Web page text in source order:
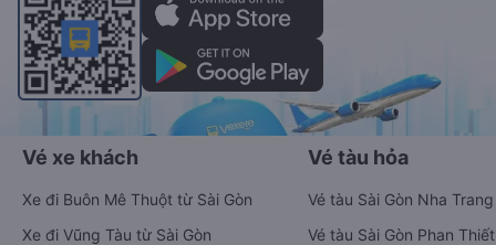
Vé xe khách
Xe đi Buôn Mê Thuột từ Sài Gòn
Xe đi Vũng Tàu từ Sài Gòn
Vé tàu hỏa
Vé tàu Sài Gòn Nha Trang
Vé tàu Sài Gòn Phan Thiết